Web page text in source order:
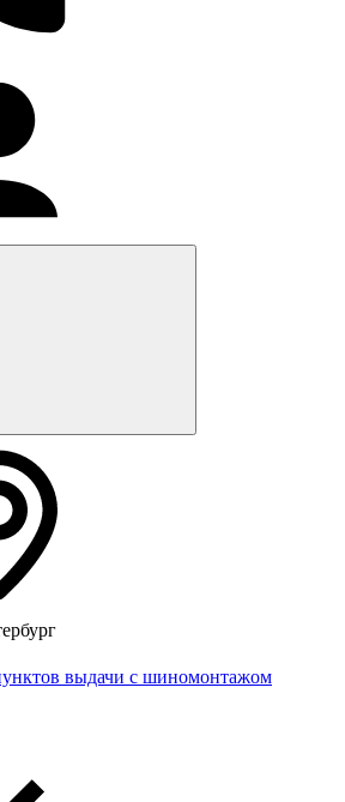
выдачи с шиномонтажом